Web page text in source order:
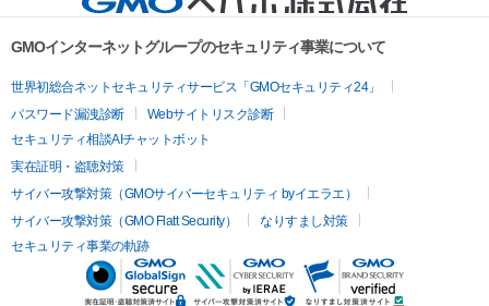
GMOインターネットグループのセキュリティ事業について
世界初総合ネットセキュリティサービス「GMOセキュリティ24」
パスワード漏洩診断
Webサイトリスク診断
セキュリティ相談AIチャットボット
実在証明・盗聴対策
サイバー攻撃対策（GMOサイバーセキュリティ byイエラエ）
サイバー攻撃対策（GMO Flatt Security）
なりすまし対策
セキュリティ事業の軌跡